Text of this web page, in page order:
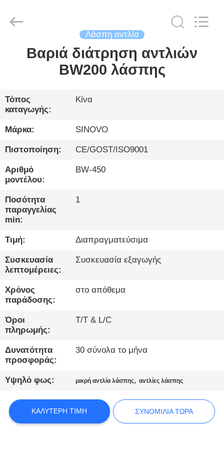
ΣΠΊΤΙ
ΕΜΦΆΝΙΣΗ
VR
ΠΕΡΊΠΟΥ
ΕΜΕΊΣ
ΓΎΡΟΣ
ΠΟΙΟΤΙΚΌΣ
ΈΛΕΓΧΟΣ
ΜΑΣ
ΕΛΆΤΕ
ΕΠΑΦΉ
ΜΕ
ΣΥΝΟΜΙΛΊΑ
ΤΏΡΑ
Heavy
Industry
Λάσπη αντλία
Βαριά διάτρηση αντλιών
BW200 λάσπης
Τόπος
καταγωγής:
Κίνα
Μάρκα: SINOVO
Πιστοποίηση: CE/GOST/ISO9001
Αριθμό
μοντέλου:
BW-450
Ποσότητα
παραγγελίας
min:
1
Τιμή: Διαπραγματεύσιμα
Συσκευασία
λεπτομέρειες:
Συσκευασία εξαγωγής
Χρόνος
παράδοσης:
στο απόθεμα
Όροι
πληρωμής:
T/T & L/C
Δυνατότητα
προσφοράς:
30 σύνολα το μήνα
Υψηλό φως: μικρή αντλία λάσπης,αντλίες λάσπης
ΚΑΛΎΤΕΡΗ ΤΙΜΉ ΣΥΝΟΜΙΛΊΑ ΤΏΡΑ